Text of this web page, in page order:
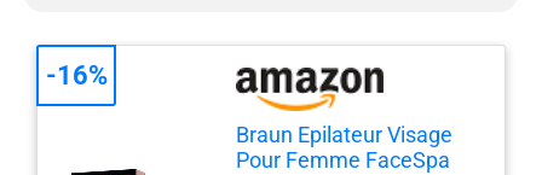
Braun Epilateur Visage
Pour Femme FaceSpa
-16%